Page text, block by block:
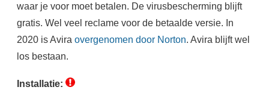
waar je voor moet betalen. De virusbescherming blijft
gratis. Wel veel reclame voor de betaalde versie. In
2020 is Avira overgenomen door Norton. Avira blijft wel
los bestaan.
Installatie: